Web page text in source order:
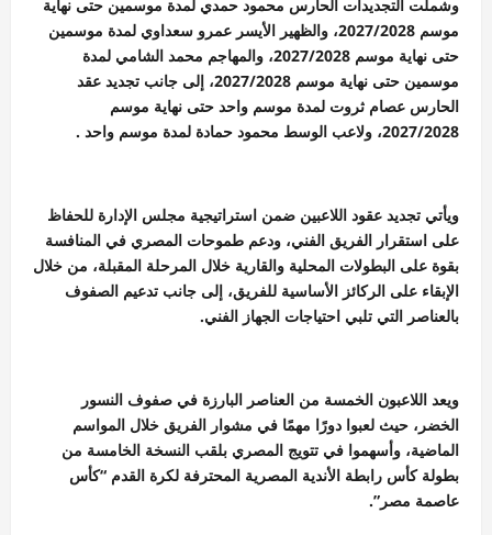
وشملت التجديدات الحارس محمود حمدي لمدة موسمين حتى نهاية
موسم 2027/2028، والظهير الأيسر عمرو سعداوي لمدة موسمين
حتى نهاية موسم 2027/2028، والمهاجم محمد الشامي لمدة
موسمين حتى نهاية موسم 2027/2028، إلى جانب تجديد عقد
الحارس عصام ثروت لمدة موسم واحد حتى نهاية موسم
2027/2028، ولاعب الوسط محمود حمادة لمدة موسم واحد .
ويأتي تجديد عقود اللاعبين ضمن استراتيجية مجلس الإدارة للحفاظ
على استقرار الفريق الفني، ودعم طموحات المصري في المنافسة
بقوة على البطولات المحلية والقارية خلال المرحلة المقبلة، من خلال
الإبقاء على الركائز الأساسية للفريق، إلى جانب تدعيم الصفوف
بالعناصر التي تلبي احتياجات الجهاز الفني.
ويعد اللاعبون الخمسة من العناصر البارزة في صفوف النسور
الخضر، حيث لعبوا دورًا مهمًا في مشوار الفريق خلال المواسم
الماضية، وأسهموا في تتويج المصري بلقب النسخة الخامسة من
بطولة كأس رابطة الأندية المصرية المحترفة لكرة القدم “كأس
عاصمة مصر”.